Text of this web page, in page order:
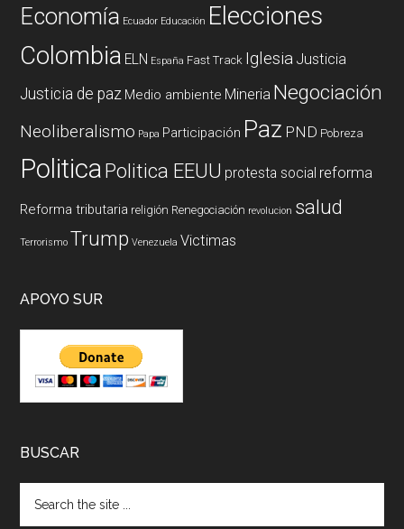
Economía Ecuador Educación Elecciones
Colombia ELN España Fast Track Iglesia Justicia
Justicia de paz Medio ambiente Mineria Negociación
Neoliberalismo Papa Participación Paz PND Pobreza
PoliticaPolitica EEUU protesta social reforma
Reforma tributaria religión Renegociación revolucion salud
Terrorismo Trump Venezuela Victimas
APOYO SUR
BUSCAR